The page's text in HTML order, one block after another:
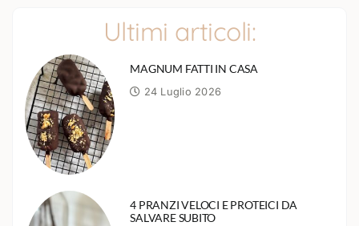
Ultimi articoli:
MAGNUM FATTI IN CASA
24 Luglio 2026
4 PRANZI VELOCI E PROTEICI DA
SALVARE SUBITO